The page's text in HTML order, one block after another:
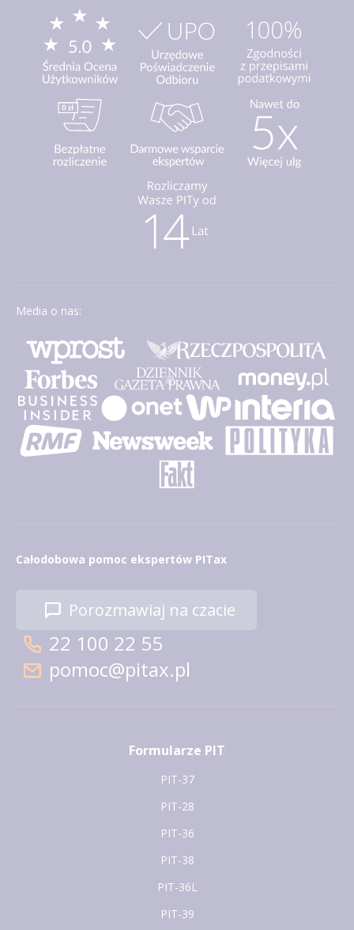
Media o nas:
Całodobowa pomoc ekspertów PITax
Porozmawiaj na czacie
22 100 22 55
pomoc@pitax.pl
Formularze PIT
PIT-37
PIT-28
PIT-36
PIT-38
PIT-36L
PIT-39